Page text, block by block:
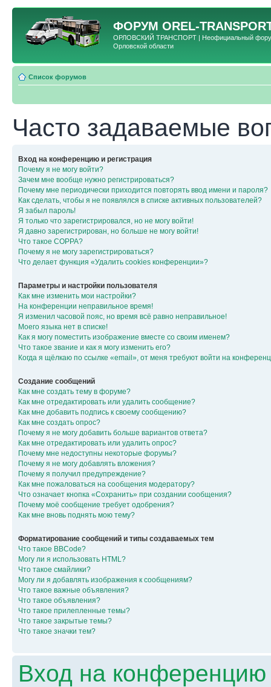
ФОРУМ OREL-
ОРЛОВСКИЙ ТРАНСПОРТ | Неофициальный форум
Орловской области
Список форумов
Часто задаваемые
Вход на конференцию и регистрация
Почему я не могу войти?
Зачем мне вообще нужно регистрироваться?
Почему мне периодически приходится повторять ввод имени и пароля?
Как сделать, чтобы я не появлялся в списке активных пользователей?
Я забыл пароль!
Я только что зарегистрировался, но не могу войти!
Я давно зарегистрирован, но больше не могу войти!
Что такое COPPA?
Почему я не могу зарегистрироваться?
Что делает функция «Удалить cookies конференции»?
Параметры и настройки пользователя
Как мне изменить мои настройки?
На конференции неправильное время!
Я изменил часовой пояс, но время всё равно неправильное!
Моего языка нет в списке!
Как я могу поместить изображение вместе со своим именем?
Что такое звание и как я могу изменить его?
Когда я щёлкаю по ссылке «email», от меня требуют войти на
Создание сообщений
Как мне создать тему в форуме?
Как мне отредактировать или удалить сообщение?
Как мне добавить подпись к своему сообщению?
Как мне создать опрос?
Почему я не могу добавить больше вариантов ответа?
Как мне отредактировать или удалить опрос?
Почему мне недоступны некоторые форумы?
Почему я не могу добавлять вложения?
Почему я получил предупреждение?
Как мне пожаловаться на сообщения модератору?
Что означает кнопка «Сохранить» при создании сообщения?
Почему моё сообщение требует одобрения?
Как мне вновь поднять мою тему?
Форматирование сообщений и типы создаваемых тем
Что такое BBCode?
Могу ли я использовать HTML?
Что такое смайлики?
Могу ли я добавлять изображения к сообщениям?
Что такое важные объявления?
Что такое объявления?
Что такое прилепленные темы?
Что такое закрытые темы?
Что такое значки тем?
Вход на конференцию